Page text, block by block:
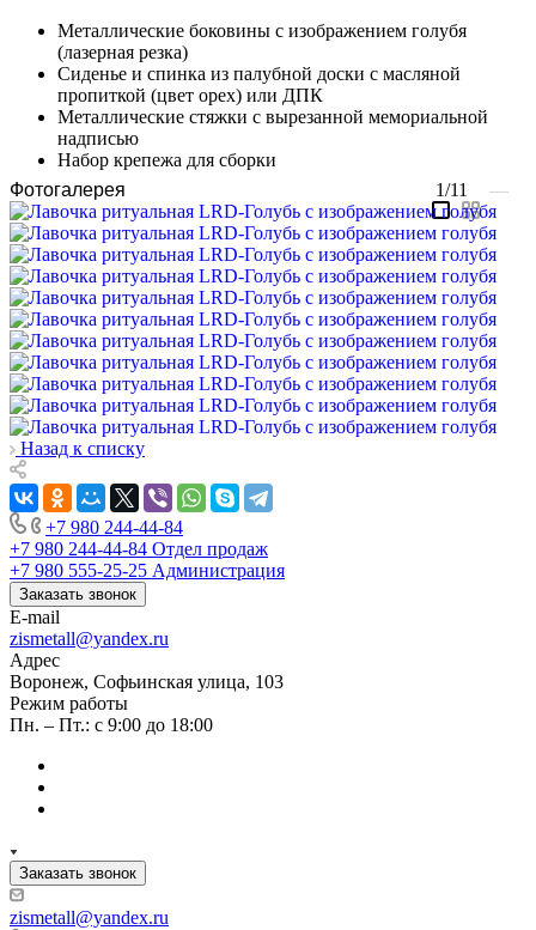
Металлические боковины с изображением голубя
(лазерная резка)
Сиденье и спинка из палубной доски с масляной
пропиткой (цвет орех) или ДПК
Металлические стяжки с вырезанной мемориальной
надписью
Набор крепежа для сборки
Фотогалерея
1/11 —
Назад к списку
+7 980 244-44-84
+7 980 244-44-84 Отдел продаж
+7 980 555-25-25 Администрация
Заказать звонок
E-mail
zismetall@yandex.ru
Адрес
Воронеж, Софьинская улица, 103
Режим работы
Пн. – Пт.: с 9:00 до 18:00
Заказать звонок
zismetall@yandex.ru